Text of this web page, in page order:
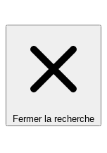
Fermer la recherche